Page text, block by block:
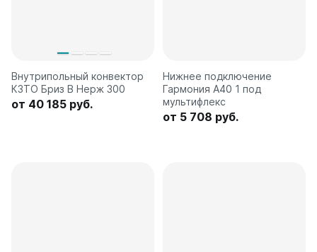
Внутрипольный конвектор
КЗТО Бриз В Нерж 300
от 40 185 руб.
Нижнее подключение
Гармония А40 1 под
мультифлекс
от 5 708 руб.